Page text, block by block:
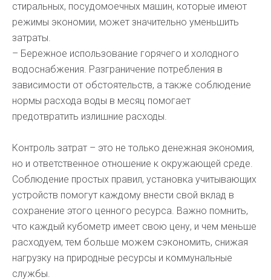
стиральных, посудомоечных машин, которые имеют
режимы экономии, может значительно уменьшить
затраты.
– Бережное использование горячего и холодного
водоснабжения. Разграничение потребления в
зависимости от обстоятельств, а также соблюдение
нормы расхода воды в месяц помогает
предотвратить излишние расходы.
Контроль затрат – это не только денежная экономия,
но и ответственное отношение к окружающей среде.
Соблюдение простых правил, установка учитывающих
устройств помогут каждому внести свой вклад в
сохранение этого ценного ресурса. Важно помнить,
что каждый кубометр имеет свою цену, и чем меньше
расходуем, тем больше можем сэкономить, снижая
нагрузку на природные ресурсы и коммунальные
службы.